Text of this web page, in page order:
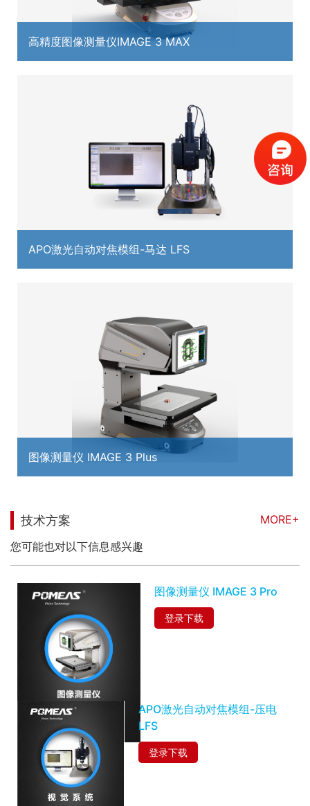
高精度图像测量仪IMAGE 3 MAX
APO激光自动对焦模组-马达 LFS
图像测量仪 IMAGE 3 Plus
技术方案
MORE+
您可能也对以下信息感兴趣
图像测量仪 IMAGE 3 Pro
登录下载
APO激光自动对焦模组-压电
LFS
登录下载